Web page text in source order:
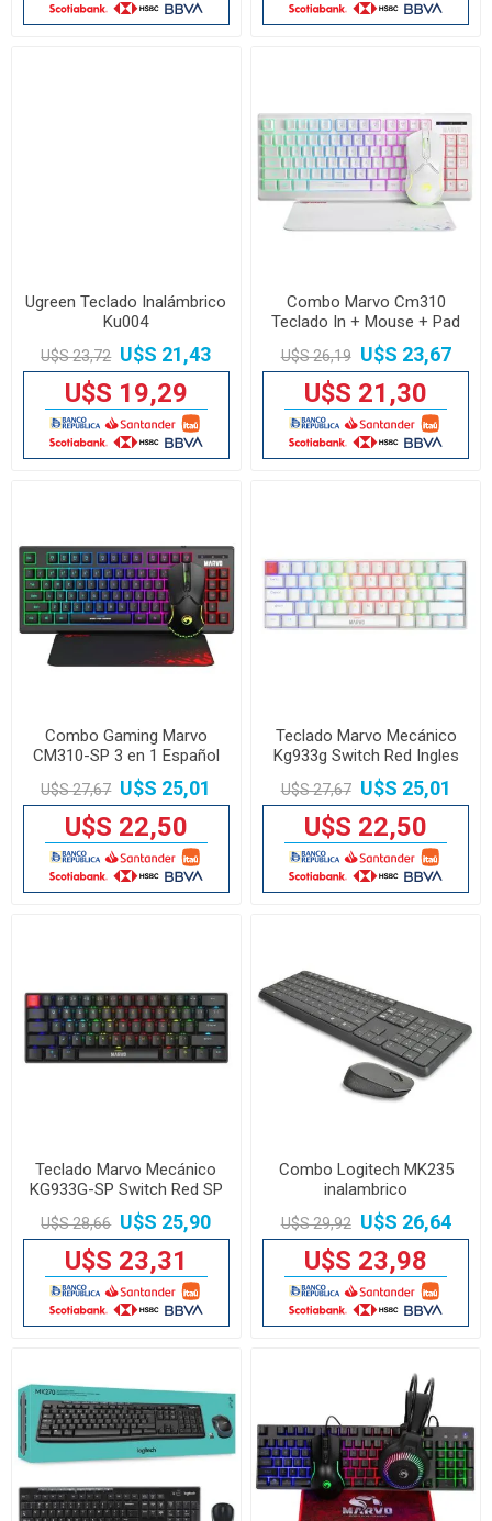
Ugreen Teclado Inalámbrico
Ku004
U$S 23,72 U$S 21,43
U$S 19,29
Combo Marvo Cm310
Teclado In + Mouse + Pad
U$S 26,19 U$S 23,67
U$S 21,30
Combo Gaming Marvo
CM310-SP 3 en 1 Español
U$S 27,67 U$S 25,01
U$S 22,50
Teclado Marvo Mecánico
Kg933g Switch Red Ingles
U$S 27,67 U$S 25,01
U$S 22,50
Teclado Marvo Mecánico
KG933G-SP Switch Red SP
U$S 28,66 U$S 25,90
U$S 23,31
Combo Logitech MK235
inalambrico
U$S 29,92 U$S 26,64
U$S 23,98